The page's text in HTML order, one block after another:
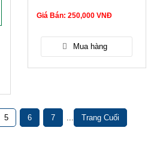
Giá Bán: 250,000 VNĐ
5 6 7 ... Trang Cuối